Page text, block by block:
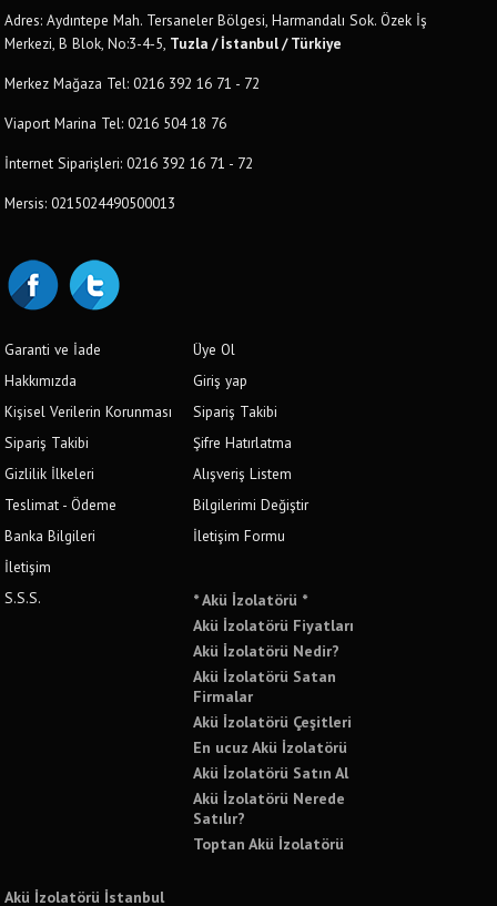
Adres: Aydıntepe Mah. Tersaneler Bölgesi, Harmandalı Sok. Özek İş
Merkezi, B Blok, No:3-4-5, Tuzla / İstanbul / Türkiye
Merkez Mağaza Tel: 0216 392 16 71 - 72
Viaport Marina Tel: 0216 504 18 76
İnternet Siparişleri: 0216 392 16 71 - 72
Mersis: 0215024490500013
Garanti ve İade
Hakkımızda
Kişisel Verilerin Korunması
Sipariş Takibi
Gizlilik İlkeleri
Teslimat - Ödeme
Banka Bilgileri
İletişim
S.S.S.
Üye Ol
Giriş yap
Sipariş Takibi
Şifre Hatırlatma
Alışveriş Listem
Bilgilerimi Değiştir
İletişim Formu
* Akü İzolatörü *
Akü İzolatörü Fiyatları
Akü İzolatörü Nedir?
Akü İzolatörü Satan
Firmalar
Akü İzolatörü Çeşitleri
En ucuz Akü İzolatörü
Akü İzolatörü Satın Al
Akü İzolatörü Nerede
Satılır?
Toptan Akü İzolatörü
Akü İzolatörü İstanbul